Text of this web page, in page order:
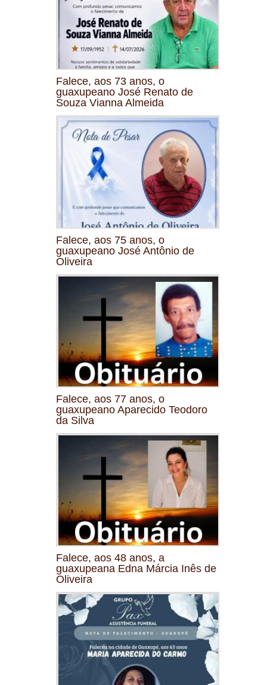
Falece, aos 73 anos, o
guaxupeano José Renato de
Souza Vianna Almeida
Falece, aos 75 anos, o
guaxupeano José Antônio de
Oliveira
Falece, aos 77 anos, o
guaxupeano Aparecido Teodoro
da Silva
Falece, aos 48 anos, a
guaxupeana Edna Márcia Inês de
Oliveira